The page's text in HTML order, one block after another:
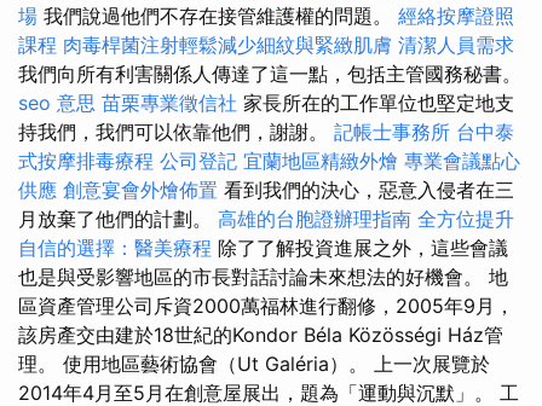
場 我們說過他們不存在接管維護權的問題。 經絡按摩證照
課程 肉毒桿菌注射輕鬆減少細紋與緊緻肌膚 清潔人員需求
我們向所有利害關係人傳達了這一點，包括主管國務秘書。
seo 意思 苗栗專業徵信社 家長所在的工作單位也堅定地支
持我們，我們可以依靠他們，謝謝。 記帳士事務所 台中泰
式按摩排毒療程 公司登記 宜蘭地區精緻外燴 專業會議點心
供應 創意宴會外燴佈置 看到我們的決心，惡意入侵者在三
月放棄了他們的計劃。 高雄的台胞證辦理指南 全方位提升
自信的選擇：醫美療程 除了了解投資進展之外，這些會議
也是與受影響地區的市長對話討論未來想法的好機會。 地
區資產管理公司斥資2000萬福林進行翻修，2005年9月，
該房產交由建於18世紀的Kondor Béla Közösségi Ház管
理。 使用地區藝術協會（Ut Galéria）。 上一次展覽於
2014年4月至5月在創意屋展出，題為「運動與沉默」。 工